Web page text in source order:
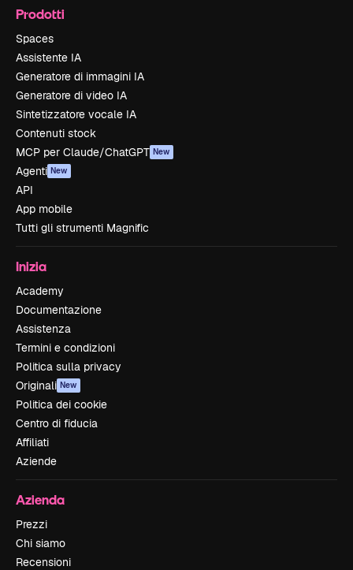
Prodotti
Spaces
Assistente IA
Generatore di immagini IA
Generatore di video IA
Sintetizzatore vocale IA
Contenuti stock
MCP per Claude/ChatGPT New
Agenti New
API
App mobile
Tutti gli strumenti Magnific
Inizia
Academy
Documentazione
Assistenza
Termini e condizioni
Politica sulla privacy
Originali New
Politica dei cookie
Centro di fiducia
Affiliati
Aziende
Azienda
Prezzi
Chi siamo
Recensioni